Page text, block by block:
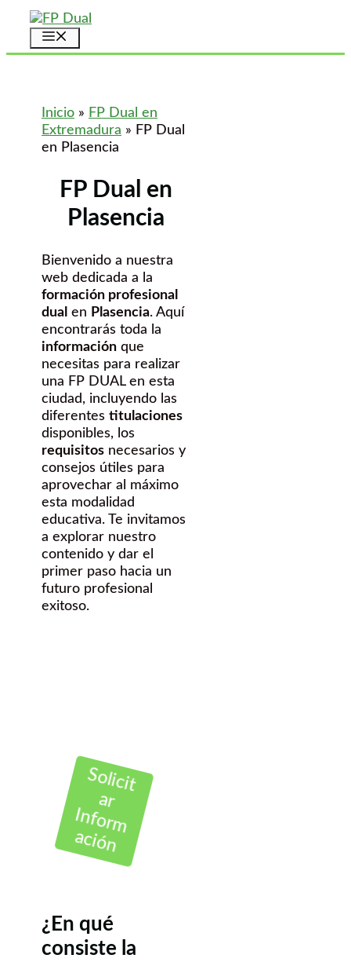
Saltar
contenido
Inicio » FP Dual en
Extremadura » FP Dual
en Plasencia
FP Dual en
Plasencia
Bienvenido a nuestra
web dedicada a la
formación profesional
dual en Plasencia. Aquí
encontrarás toda la
información que
necesitas para realizar
una FP DUAL en esta
ciudad, incluyendo las
diferentes titulaciones
disponibles, los
requisitos necesarios y
consejos útiles para
aprovechar al máximo
esta modalidad
educativa. Te invitamos
a explorar nuestro
contenido y dar el
primer paso hacia un
futuro profesional
exitoso.
Solicit
ar
Inform
ación
¿En qué
consiste la